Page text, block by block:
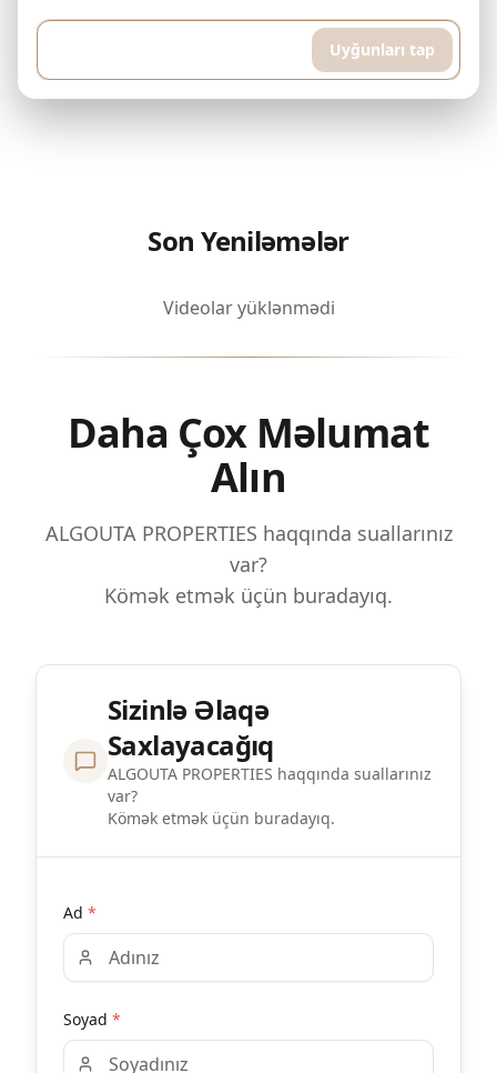
Uyğunları tap
Son Yeniləmələr
Videolar yüklənmədi
Daha Çox Məlumat
Alın
ALGOUTA PROPERTIES haqqında suallarınız
var?
Kömək etmək üçün buradayıq.
Sizinlə Əlaqə
Saxlayacağıq
ALGOUTA PROPERTIES haqqında suallarınız
var?
Kömək etmək üçün buradayıq.
Ad *
Soyad *